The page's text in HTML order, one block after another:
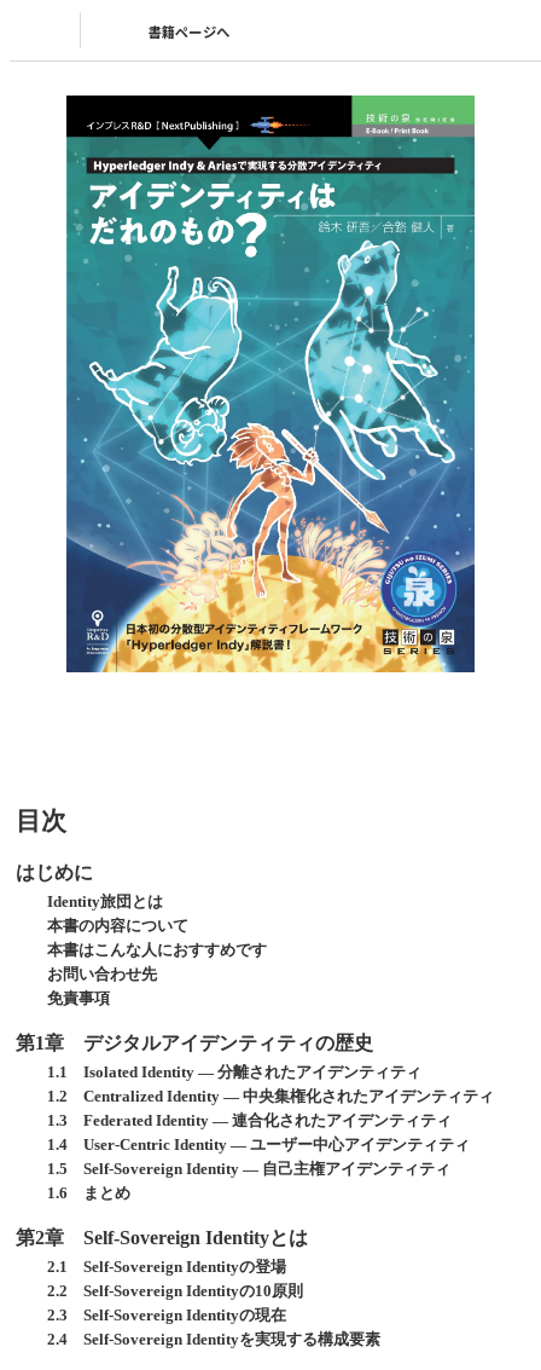
書籍ページへ
目次
はじめに
Identity旅団とは
本書の内容について
本書はこんな人におすすめです
お問い合わせ先
免責事項
第1章 デジタルアイデンティティの歴史
1.1 Isolated Identity ― 分離されたアイデンティティ
1.2 Centralized Identity ― 中央集権化されたアイデンティティ
1.3 Federated Identity ― 連合化されたアイデンティティ
1.4 User-Centric Identity ― ユーザー中心アイデンティティ
1.5 Self-Sovereign Identity ― 自己主権アイデンティティ
1.6 まとめ
第2章 Self-Sovereign Identityとは
2.1 Self-Sovereign Identityの登場
2.2 Self-Sovereign Identityの10原則
2.3 Self-Sovereign Identityの現在
2.4 Self-Sovereign Identityを実現する構成要素